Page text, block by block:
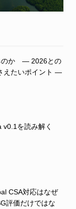
のか ― 2026との
えたいポイント ―
を読み解く
CSA対応はなぜ
評価だけではな